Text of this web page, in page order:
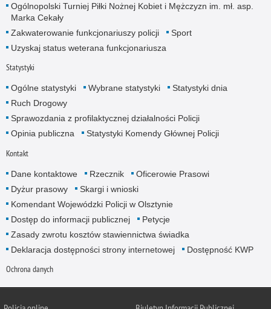
Ogólnopolski Turniej Piłki Nożnej Kobiet i Mężczyzn im. mł. asp.
Marka Cekały
Zakwaterowanie funkcjonariuszy policji
Sport
Uzyskaj status weterana funkcjonariusza
Statystyki
Ogólne statystyki Wybrane statystyki
Statystyki dnia
Ruch Drogowy
Sprawozdania z profilaktycznej działalności Policji
Opinia publiczna
Statystyki Komendy Głównej Policji
Kontakt
Dane kontaktowe Rzecznik
Oficerowie Prasowi
Dyżur prasowy
Skargi i wnioski
Komendant Wojewódzki Policji w Olsztynie
Dostęp do informacji publicznej
Petycje
Zasady zwrotu kosztów stawiennictwa świadka
Deklaracja dostępności strony internetowej
Dostępność KWP
Ochrona danych